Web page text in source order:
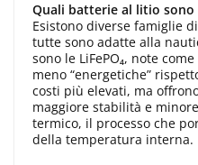
Quali batterie al litio sono
Esistono diverse famiglie
tutte sono adatte alla
sono le LiFePO₄, note
meno “energetiche”
costi più elevati, ma
maggiore stabilità e
termico, il processo che
della temperatura interna.